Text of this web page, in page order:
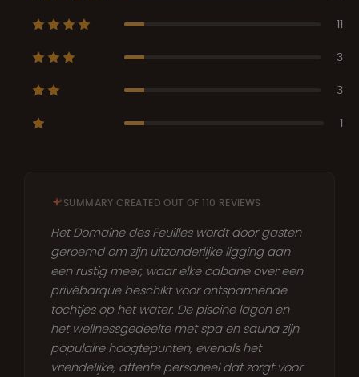
11
3
3
1
SUMMARY CREATED OUT OF 110 REVIEWS
Het Domaine des Feuilles wordt door gasten
geroemd om zijn uitzonderlijke ligging aan
een rustig meer, waar elke cabane over een
privébarque beschikt voor ontspannende
tochtjes op het water. De piscine lagon en
het wellnessgedeelte met spa en sauna zijn
populaire hoogtepunten, evenals het
vriendelijke, attente personeel dat zorgt voor